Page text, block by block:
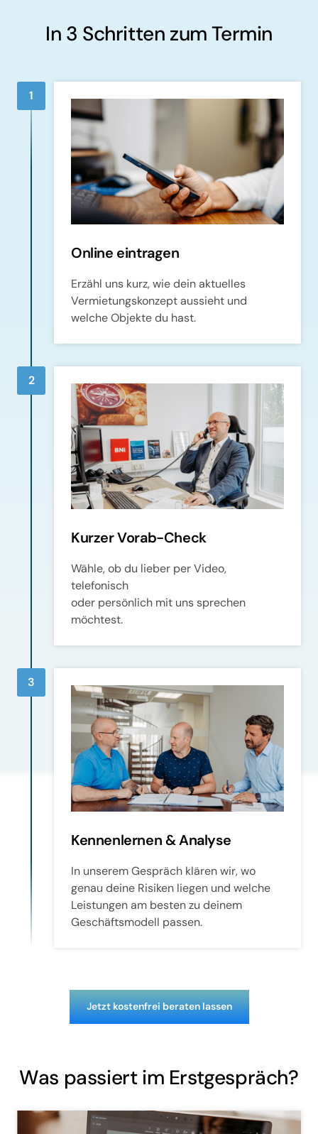
In 3 Schritten zum Termin
1
Online eintragen
Erzähl uns kurz, wie dein aktuelles
Vermietungskonzept aussieht und
welche Objekte du hast.
2
Kurzer Vorab-Check
Wähle, ob du lieber per Video,
telefonisch
oder persönlich mit uns sprechen
möchtest.
3
Kennenlernen & Analyse
In unserem Gespräch klären wir, wo
genau deine Risiken liegen und welche
Leistungen am besten zu deinem
Geschäftsmodell passen.
Jetzt kostenfrei beraten lassen
Was passiert im Erstgespräch?